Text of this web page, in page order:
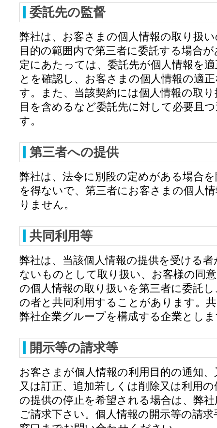
委託先の監督
弊社は、お客さまの個人情報の取り扱
目的の範囲内で第三者に委託する場合
定にあたっては、委託先が個人情報を
とを確認し、お客さまの個人情報の適
す。また、当該契約には個人情報の取
目を含めるなど委託先に対して必要且
す。
第三者への提供
弊社は、法令に別段の定めがある場合
を得ないで、第三者にお客さまの個人
りません。
共同利用等
弊社は、当該個人情報の提供を受ける
ないものとして取り扱い、お客様の同
の個人情報の取り扱いを第三者に委託
の者と共同利用することがあります。
弊社企業グループを構成する企業とし
開示等の請求等
お客さまが個人情報の利用目的の通知
又は訂正、追加若しくは削除又は利用
の提供の停止を希望される場合は、弊
ご請求下さい。個人情報の開示等の請